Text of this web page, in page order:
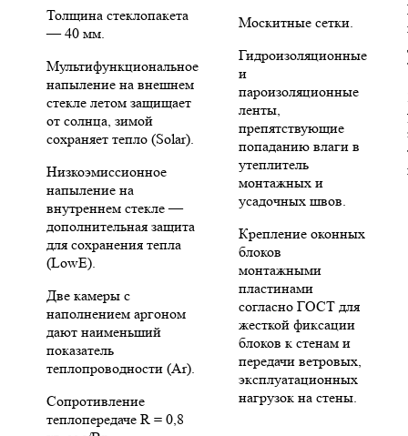
Толщина стеклопакета
— 40 мм.
Мультифункциональное
напыление на внешнем
стекле летом защищает
от солнца, зимой
сохраняет тепло (Solar).
Низкоэмиссионное
напыление на
внутреннем стекле —
дополнительная защита
для сохранения тепла
(LowE).
Две камеры с
наполнением аргоном
дают наименьший
показатель
теплопроводности (Ar).
Сопротивление
теплопередаче R = 0,8
Москитные сетки.
Гидроизоляционные
и
пароизоляционные
ленты,
препятствующие
попаданию влаги в
утеплитель
монтажных и
усадочных швов.
Крепление оконных
блоков
монтажными
пластинами
согласно ГОСТ для
жесткой фиксации
блоков к стенам и
передачи ветровых,
эксплуатационных
нагрузок на стены.